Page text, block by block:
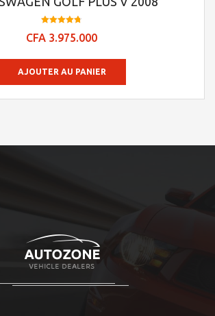
4.76
CFA 3.975.000
AJOUTER AU PANIER